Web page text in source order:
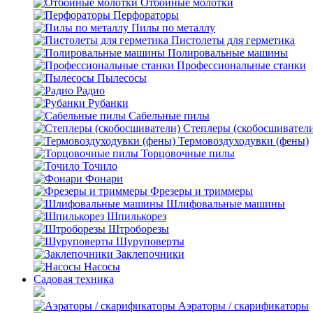
Отбойные молотки
Перфораторы
Пилы по металлу
Пистолеты для герметика
Полировальные машины
Профессиональные станки
Пылесосы
Радио
Рубанки
Сабельные пилы
Степлеры
Термовоздуходувки (фены)
Торцовочные пилы
Точило
Фонари
Фрезеры и триммеры
Шлифовальные машины
Шпилькорез
Штроборезы
Шуруповерты
Заклепочники
Насосы
Садовая техника
Аэраторы / скарификаторы